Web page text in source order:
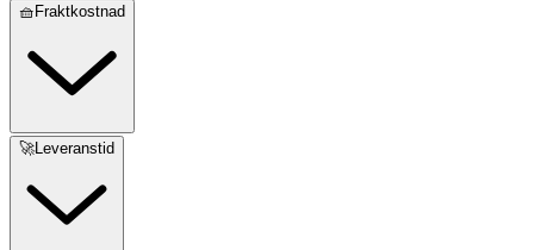
🧺Fraktkostnad
🚀Leveranstid